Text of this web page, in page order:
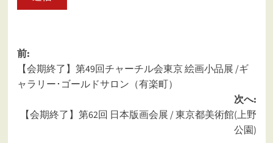
投
稿
ナ
ビ
前:
【会期終了】第49回チャーチル会東京 絵画小品展 /ギ
ャラリー･ゴールドサロン（有楽町）
次へ:
【会期終了】第62回 日本版画会展 / 東京都美術館(上野
公園)